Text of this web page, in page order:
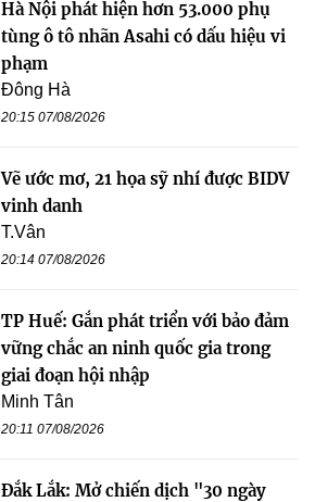
Hà Nội phát hiện hơn 53.000 phụ
tùng ô tô nhãn Asahi có dấu hiệu vi
phạm
Đông Hà
20:15 07/08/2026
Vẽ ước mơ, 21 họa sỹ nhí được BIDV
vinh danh
T.Vân
20:14 07/08/2026
TP Huế: Gắn phát triển với bảo đảm
vững chắc an ninh quốc gia trong
giai đoạn hội nhập
Minh Tân
20:11 07/08/2026
Đắk Lắk: Mở chiến dịch "30 ngày